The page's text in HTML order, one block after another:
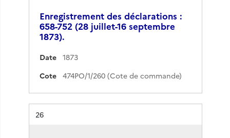
Enregistrement des déclarations :
658-752 (28 juillet-16 septembre
1873).
Date
1873
Cote
474PO/1/260 (Cote de commande)
Résultat n°
26